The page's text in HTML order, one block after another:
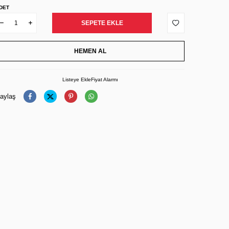
SEPETE EKLE
HEMEN AL
Listeye EkleFiyat Alarmı